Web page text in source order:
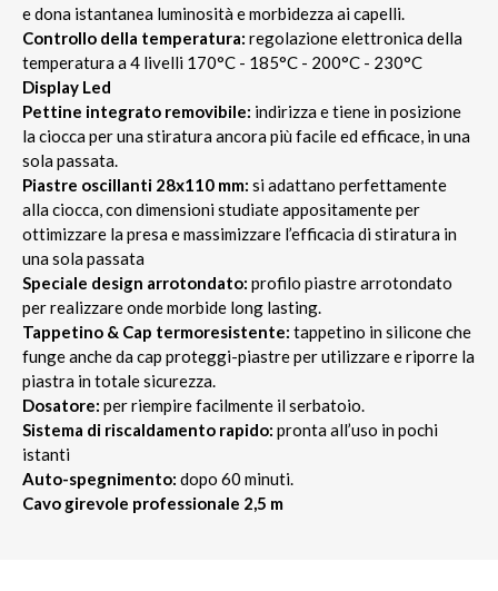
e dona istantanea luminosità e morbidezza ai capelli.
Controllo della temperatura: regolazione elettronica della
temperatura a 4 livelli 170°C - 185°C - 200°C - 230°C
Display Led
Pettine integrato removibile: indirizza e tiene in posizione
la ciocca per una stiratura ancora più facile ed efficace, in una
sola passata.
Piastre oscillanti 28x110 mm: si adattano perfettamente
alla ciocca, con dimensioni studiate appositamente per
ottimizzare la presa e massimizzare l’efficacia di stiratura in
una sola passata
Speciale design arrotondato: profilo piastre arrotondato
per realizzare onde morbide long lasting.
Tappetino & Cap termoresistente: tappetino in silicone che
funge anche da cap proteggi-piastre per utilizzare e riporre la
piastra in totale sicurezza.
Dosatore: per riempire facilmente il serbatoio.
Sistema di riscaldamento rapido: pronta all’uso in pochi
istanti
Auto-spegnimento: dopo 60 minuti.
Cavo girevole professionale 2,5 m